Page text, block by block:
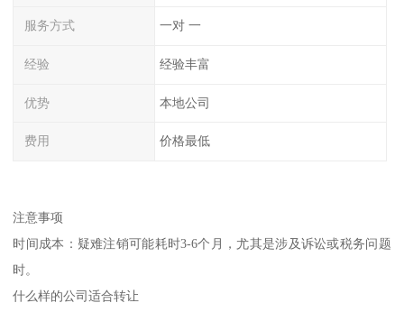
服务方式 一对 一
经验 经验丰富
优势 本地公司
费用 价格最低
注意事项
时间成本：疑难注销可能耗时3-6个月，尤其是涉及诉讼或税务问题
时。
什么样的公司适合转让